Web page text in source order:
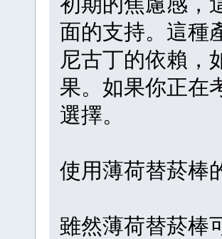
面的支持。這種
尼古丁的依賴，
果。如果你正在
選擇。
使用薄荷替菸棒
雖然薄荷替菸棒